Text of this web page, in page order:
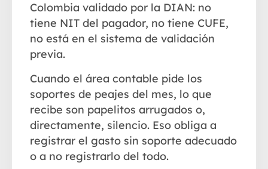
Colombia validado por la DIAN: no
tiene NIT del pagador, no tiene CUFE,
no está en el sistema de validación
previa.
Cuando el área contable pide los
soportes de peajes del mes, lo que
recibe son papelitos arrugados o,
directamente, silencio. Eso obliga a
registrar el gasto sin soporte adecuado
o a no registrarlo del todo.